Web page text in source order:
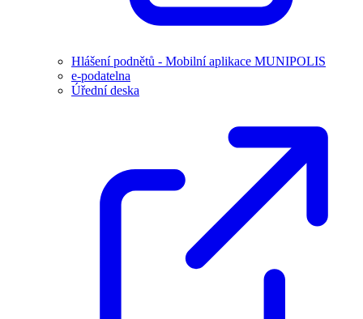
Hlášení podnětů - Mobilní aplikace MUNIPOLIS
e-podatelna
Úřední deska